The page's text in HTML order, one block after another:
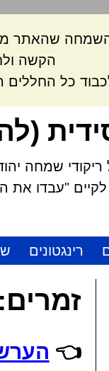
השמחה שהאתר
הקשה
כל
שמחה
"עבדו את ה'
רינגטונים
זמרים:
👈